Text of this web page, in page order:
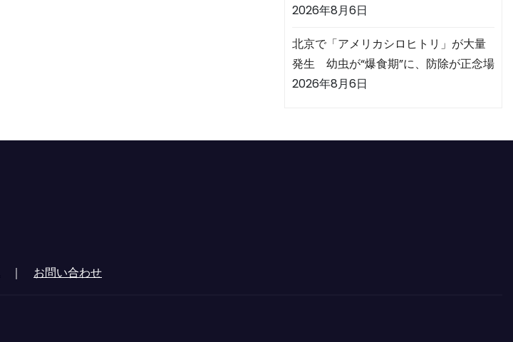
2026年8月6日
北京で「アメリカシロヒトリ」が大量
発生 幼虫が“爆食期”に、防除が正念場
2026年8月6日
｜ お問い合わせ